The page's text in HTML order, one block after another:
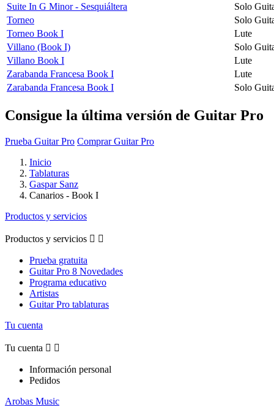
Suite In G Minor - Sesquiáltera
Solo
Torneo
Solo
Torneo Book I
Lute
Villano (Book I)
Solo
Villano Book I
Lute
Zarabanda Francesa Book I
Lute
Zarabanda Francesa Book I
Solo
Consigue la última versión de Guitar Pro
Prueba Guitar Pro Comprar Guitar Pro
Inicio
Tablaturas
Gaspar Sanz
Canarios - Book I
Productos y servicios
Productos y servicios  
Prueba gratuita
Guitar Pro 8 Novedades
Programa educativo
Artistas
Guitar Pro tablaturas
Tu cuenta
Tu cuenta  
Información personal
Pedidos
Arobas Music